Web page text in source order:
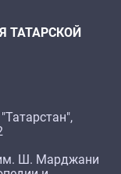
ТАТАРСКОЙ
Ш. Марджани